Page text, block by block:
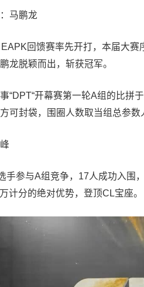
马鹏龙
回馈赛率先开打，本届大
龙脱颖而出，斩获冠军。
“DPT“开幕赛第一轮A组的比拼
可封袋，围圈人数取当组总参数
手参与A组竞争，17人成功入围
计分的绝对优势，登顶CL宝座。